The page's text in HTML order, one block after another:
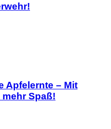
Apfelernte – Mit
Spaß!